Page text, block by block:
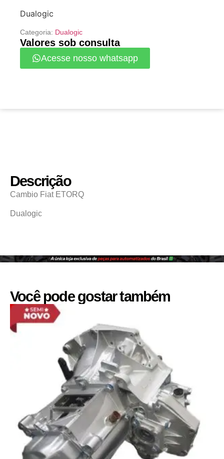
Dualogic
Categoria: Dualogic
Valores sob consulta
Acesse nosso whatsapp
Descrição
Cambio Fiat ETORQ
Dualogic
Você pode gostar também